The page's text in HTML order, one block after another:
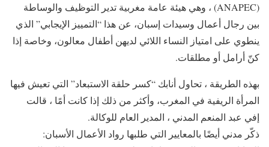
(ANAPEC) ، وهي هيئة عامة مغربية تدير التوظيف والوساطة
بين رجال أعمال وسيدات إسبان، عن هذا “التمييز الإيجابي” الذي
ينطوي على امتياز النساء اللائي لديهن أطفال معالون، وخاصة إذا
كنّ أرامل أو مطلقات.
بهذه الطريقة ، تحاول أنابك “كسر حلقة الاستبعاد” التي تعيش فيها
المرأة الريفية في المغرب، وأكثر من ذلك إذا كانت أمًا ، قالت
إفي عبد المنعم المدني ، المدير العام للوكالة.
ذكّر مدني أيضًا بالمعايير التي طلبها رواد الأعمال الأسبان: